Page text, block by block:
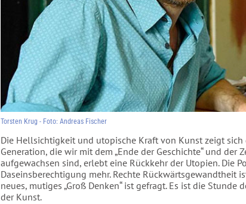
Torsten Krug - Foto: Andreas Fischer
Die Hellsichtigkeit und utopische Kraft von Kunst zeigt
Generation, die wir mit dem „Ende der Geschichte“ und der
aufgewachsen sind, erlebt eine Rückkehr der Utopien. Die
Daseinsberechtigung mehr. Rechte Rückwärtsgewandtheit
neues, mutiges „Groß Denken“ ist gefragt. Es ist die
der Kunst.